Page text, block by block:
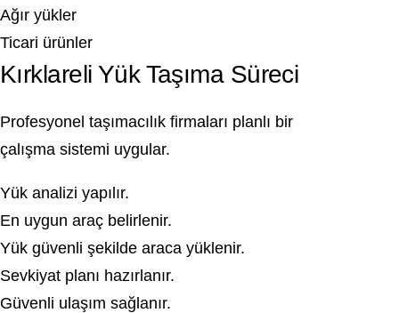
Ağır yükler
Ticari ürünler
Kırklareli Yük Taşıma Süreci
Profesyonel taşımacılık firmaları planlı bir
çalışma sistemi uygular.
Yük analizi yapılır.
En uygun araç belirlenir.
Yük güvenli şekilde araca yüklenir.
Sevkiyat planı hazırlanır.
Güvenli ulaşım sağlanır.